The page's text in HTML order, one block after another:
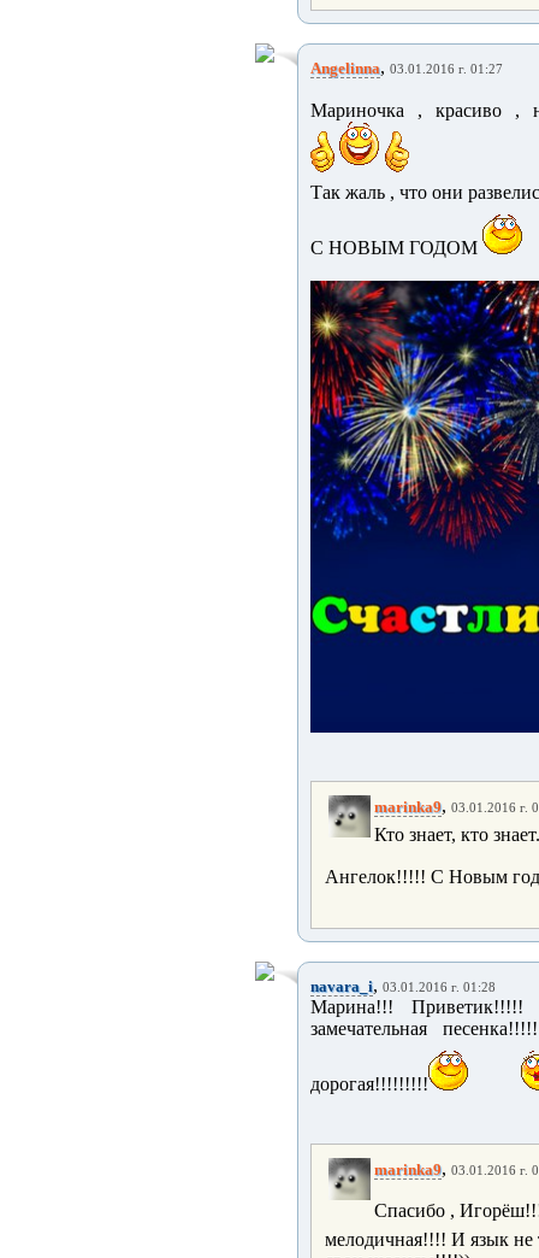
Angelinna, 03.01.2016 г. 01:27
Мариночка , красиво ,
Так жаль , что они
С НОВЫМ ГОДОМ
marinka9, 03.01.2016 г.
Кто знает, кто
Ангелок!!!!! С Новым
navara_i, 03.01.2016 г. 01:28
Марина!!!
замечательная
дорогая!!!!!!!!!
marinka9, 03.01.2016 г.
Спасибо ,
мелодичная!!!! И язык